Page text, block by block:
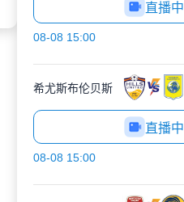
直播中
08-08 15:00
希尤斯布伦贝斯
直播中
08-08 15:00